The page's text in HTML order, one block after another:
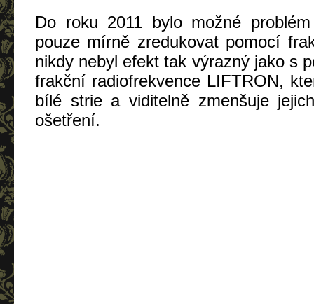
Do roku 2011 bylo možné
pouze mírně zredukovat pomocí
nikdy nebyl efekt tak výrazný jako s
frakční radiofrekvence LIFTRON,
bílé strie a viditelně zmenšuje
ošetření.